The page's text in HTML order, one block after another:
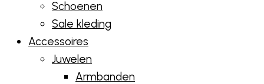
Schoenen
Sale kleding
Accessoires
Juwelen
Armbanden